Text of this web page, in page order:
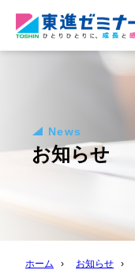
News
お知らせ
ホーム › お知らせ ›